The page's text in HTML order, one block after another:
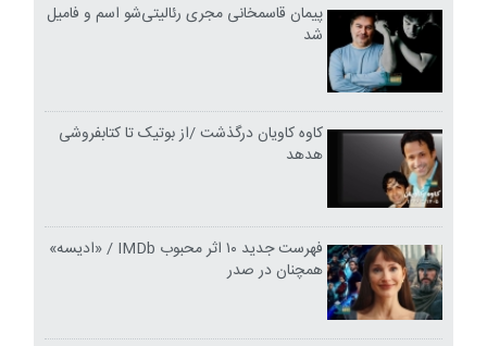
پیمان قاسمخانی مجری رئالیتی‌شو اسم و فامیل
شد
کاوه کاویان درگذشت /از بوتیک تا کتابفروشی
هدهد
فهرست جدید ۱۰ اثر محبوب IMDb / «ادیسه»
همچنان در صدر